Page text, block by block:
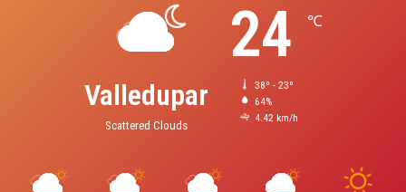
Valledupar
Scattered Clouds
24 ℃
38º - 23º
64%
4.42 km/h